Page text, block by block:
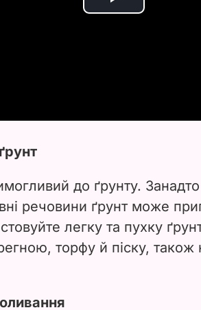
P
d
e
o
до ґрунту.
речовини ґрунт може
легку та пухку
торфу й піску, також